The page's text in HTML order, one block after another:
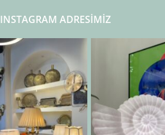
INSTAGRAM ADRESIMIZ